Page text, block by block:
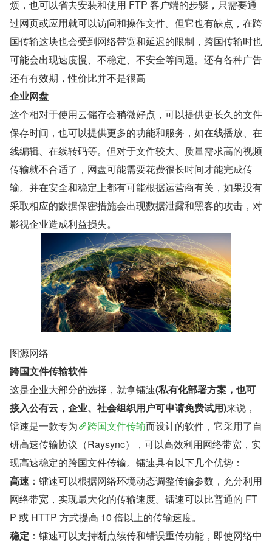
烦，也可以省去安装和使用 FTP 客户端的步骤，只需要通
过网页或应用就可以访问和操作文件。但它也有缺点，在跨
国传输这块也会受到网络带宽和延迟的限制，跨国传输时也
可能会出现速度慢、不稳定、不安全等问题。还有各种广告
还有有效期，性价比并不是很高
企业网盘
这个相对于使用云储存会稍微好点，可以提供更长久的文件
保存时间，也可以提供更多的功能和服务，如在线播放、在
线编辑、在线转码等。但对于文件较大、质量需求高的视频
传输就不合适了，网盘可能需要花费很长时间才能完成传
输。并在安全和稳定上都有可能根据运营商有关，如果没有
采取相应的数据保密措施会出现数据泄露和黑客的攻击，对
影视企业造成利益损失。
图源网络
跨国文件传输软件
这是企业大部分的选择，就拿镭速(私有化部署方案，也可
接入公有云，企业、社会组织用户可申请免费试用)来说，
镭速是一款专为
跨国文件传输而设计的软件，它采用了自
研高速传输协议（Raysync），可以高效利用网络带宽，实
现高速稳定的跨国文件传输。镭速具有以下几个优势：
高速 ：镭速可以根据网络环境动态调整传输参数，充分利用
网络带宽，实现最大化的传输速度。镭速可以比普通的 FT
P 或 HTTP 方式提高 10 倍以上的传输速度。
稳定 ：镭速可以支持断点续传和错误重传功能，即使网络中